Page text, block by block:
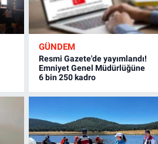
GÜNDEM
Resmi Gazete'de yayımlandı!
Emniyet Genel Müdürlüğüne
6 bin 250 kadro